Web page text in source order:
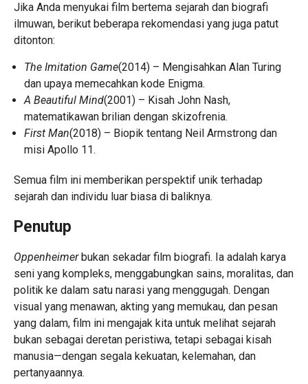
Jika Anda menyukai film bertema sejarah dan biografi
ilmuwan, berikut beberapa rekomendasi yang juga patut
ditonton:
The Imitation Game(2014) – Mengisahkan Alan Turing
dan upaya memecahkan kode Enigma.
A Beautiful Mind(2001) – Kisah John Nash,
matematikawan brilian dengan skizofrenia.
First Man(2018) – Biopik tentang Neil Armstrong dan
misi Apollo 11.
Semua film ini memberikan perspektif unik terhadap
sejarah dan individu luar biasa di baliknya.
Penutup
Oppenheimerbukan sekadar film biografi. Ia adalah karya
seni yang kompleks, menggabungkan sains, moralitas, dan
politik ke dalam satu narasi yang menggugah. Dengan
visual yang menawan, akting yang memukau, dan pesan
yang dalam, film ini mengajak kita untuk melihat sejarah
bukan sebagai deretan peristiwa, tetapi sebagai kisah
manusia—dengan segala kekuatan, kelemahan, dan
pertanyaannya.